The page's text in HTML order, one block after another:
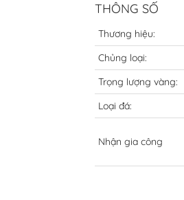
THÔNG SỐ
Thương hiệu:
Chủng loại:
Trọng lượng vàng:
Loại đá:
Nhận gia công